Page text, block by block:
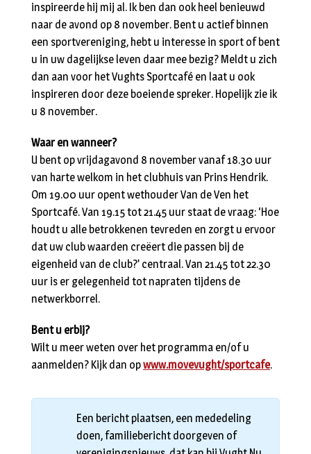
inspireerde hij mij al. Ik ben dan ook heel benieuwd
naar de avond op 8 november. Bent u actief binnen
een sportvereniging, hebt u interesse in sport of bent
u in uw dagelijkse leven daar mee bezig? Meldt u zich
dan aan voor het Vughts Sportcafé en laat u ook
inspireren door deze boeiende spreker. Hopelijk zie ik
u 8 november.
Waar en wanneer?
U bent op vrijdagavond 8 november vanaf 18.30 uur
van harte welkom in het clubhuis van Prins Hendrik.
Om 19.00 uur opent wethouder Van de Ven het
Sportcafé. Van 19.15 tot 21.45 uur staat de vraag: ‘Hoe
houdt u alle betrokkenen tevreden en zorgt u ervoor
dat uw club waarden creëert die passen bij de
eigenheid van de club?’ centraal. Van 21.45 tot 22.30
uur is er gelegenheid tot napraten tijdens de
netwerkborrel.
Bent u erbij?
Wilt u meer weten over het programma en/of u
aanmelden? Kijk dan opwww.movevught/sportcafe.
Een bericht plaatsen, een mededeling
doen, familiebericht doorgeven of